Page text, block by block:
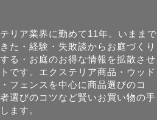
リア業界に勤めて11年。いままで
た・経験・失敗談からお庭づくり
る・お庭のお得な情報を拡散させ
です。エクステリア商品・ウッド
フェンスを中心に商品選びのコ
選びのコツなど賢いお買い物の手
ます。